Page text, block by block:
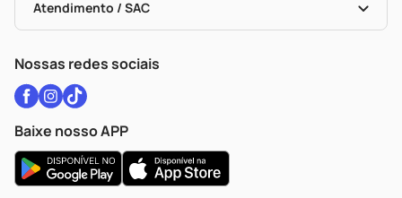
Políticas De Marketplace
Vacinas
Portal Da Privacidade
Atendimento / SAC
WhatsApp (47) 9202-1687
Nossas redes sociais
Baixe nosso APP